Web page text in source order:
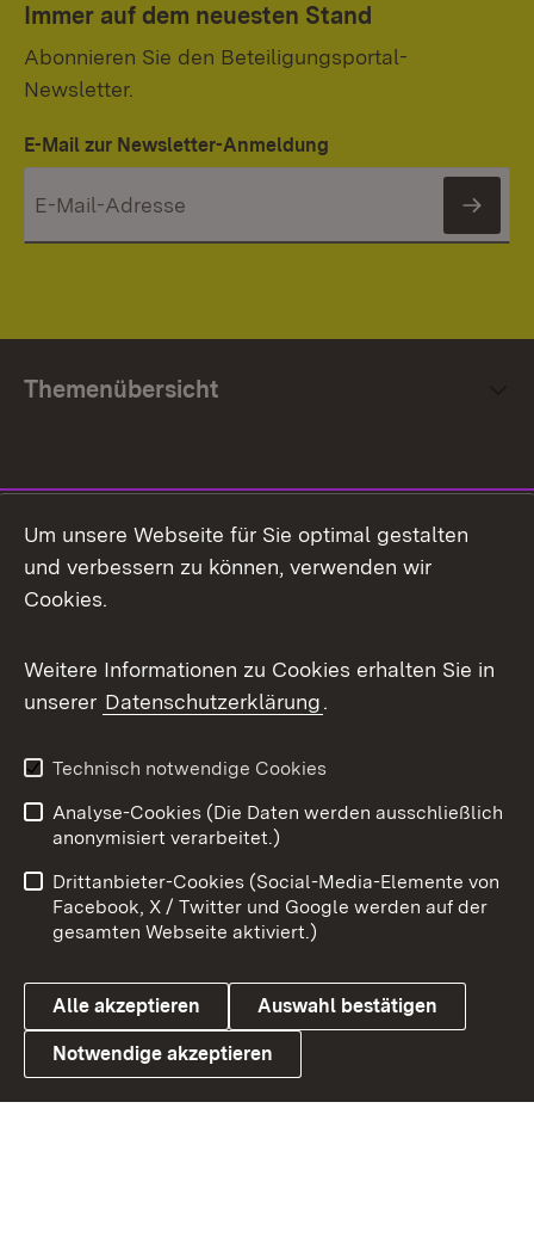
Immer auf dem neuesten Stand
Abonnieren Sie den Beteiligungsportal-
Newsletter.
E-Mail zur Newsletter-Anmeldung
Themenübersicht
Facebook
X / Twitter
Youtube
Link zum Landesportal
Impressum
Kontakt
Barrierefreiheit
Datenschutz
Cookies
Um unsere Webseite für Sie optimal gestalten
und verbessern zu können, verwenden wir
Cookies.
Weitere Informationen zu Cookies erhalten Sie in
unserer Datenschutzerklärung.
Technisch notwendige Cookies
Analyse-Cookies (Die Daten werden ausschließlich
anonymisiert verarbeitet.)
Drittanbieter-Cookies (Social-Media-Elemente von
Facebook, X / Twitter und Google werden auf der
gesamten Webseite aktiviert.)
Alle akzeptieren Auswahl bestätigen
Notwendige akzeptieren